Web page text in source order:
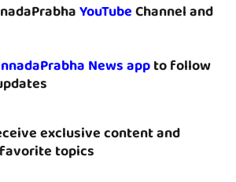
YouTubeChannel and
News appto follow
exclusive content and
topics